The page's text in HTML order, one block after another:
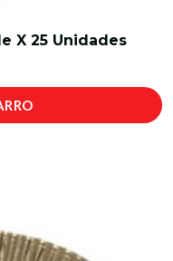
X 25 Unidades